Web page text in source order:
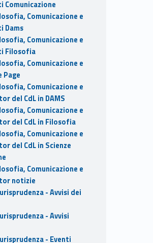
Comunicazione
Comunicazione e
Dams
Comunicazione e
Filosofia
Comunicazione e
Page
Comunicazione e
del CdL in DAMS
Comunicazione e
del CdL in Filosofia
Comunicazione e
del CdL in Scienze
Comunicazione e
notizie
- Avvisi dei
- Avvisi
- Eventi